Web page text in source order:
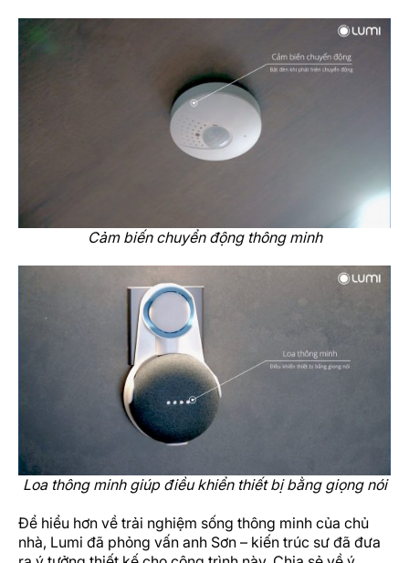
Cảm biến chuyển động thông minh
Loa thông minh giúp điều khiển thiết bị bằng giọng nói
Để hiểu hơn về trải nghiệm sống thông minh của chủ
nhà, Lumi đã phỏng vấn anh Sơn – kiến trúc sư đã đưa